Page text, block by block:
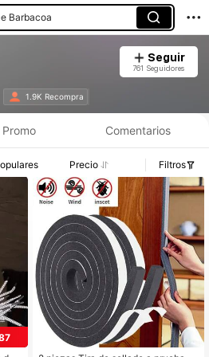
Portátiles
Seguir
761 Seguidores
1.9K Recompra
Promo Comentarios
Precio Filtros